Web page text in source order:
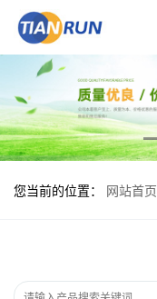
您当前的位置： 网站首页